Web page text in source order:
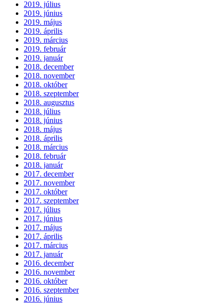
2019. július
2019. június
2019. május
2019. április
2019. március
2019. február
2019. január
2018. december
2018. november
2018. október
2018. szeptember
2018. augusztus
2018. július
2018. június
2018. május
2018. április
2018. március
2018. február
2018. január
2017. december
2017. november
2017. október
2017. szeptember
2017. július
2017. június
2017. május
2017. április
2017. március
2017. január
2016. december
2016. november
2016. október
2016. szeptember
2016. június